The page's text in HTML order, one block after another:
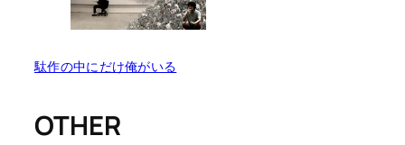
駄作の中にだけ俺がいる
OTHER